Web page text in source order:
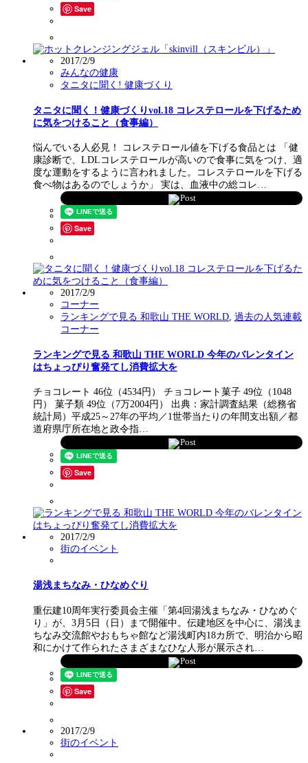
Save
2017/2/9
みんなの健康
タニタに聞く! 健康づくり
タニタに聞く！健康づくりvol.18 コレステロールを下げるため
に気をつけること（食事編）
悩んでいる人必見！ コレステロール値を下げる食品とは 「健
康診断で、LDLコレステロールが高いので食事に気をつけ、適
度な運動をするように言われました。コレステロールを下げる
食べ物はあるのでしょうか」 実は、血液中の総コレ…
Post
Save
2017/2/9
コーナー
ランキングで見る 和歌山 THE WORLD, 過去の人気連載
コーナー
ランキングで見る 和歌山 THE WORLD 今年のバレンタイン
はちょっぴり奮発てし消費拡大を
チョコレート 46位（4534円） チョコレート菓子 49位（1048
円） 菓子類 49位（7万2004円） 出典：家計調査結果（総務省
統計局）平成25～27年の平均／1世帯当たりの年間支出額／都
道府県庁所在地と政令指…
Post
Save
2017/2/9
街のイベント
湯浅まちなみ・ひなめぐり
重伝建10周年実行委員会主催「第4回湯浅まちなみ・ひなめぐ
り」が、3月5日（日）まで開催中。伝建地区を中心に、湯浅ま
ちなみ交流館やおもちゃ館など湯浅町内18カ所で、明治から昭
和にかけて作られたさまざまなひな人形が展示され…
Post
Save
2017/2/9
街のイベント